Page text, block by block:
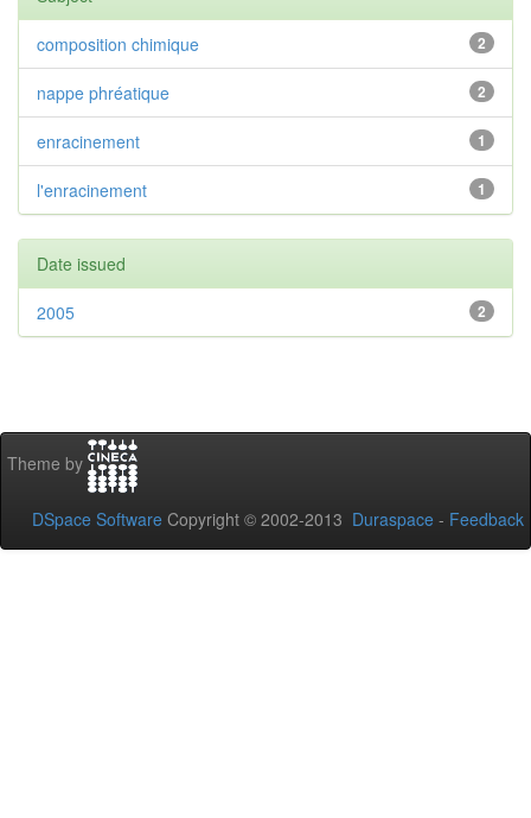
2
composition chimique
2
nappe phréatique
1
enracinement
1
l'enracinement
Date issued
2
2005
Theme by
DSpace Software Copyright © 2002-2013 Duraspace - Feedback